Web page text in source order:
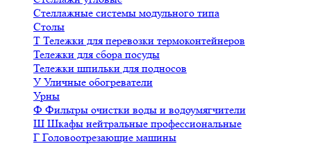
Стеллажные системы модульного типа
Столы
Т Тележки для перевозки термоконтейнеров
Тележки для сбора посуды
Тележки шпильки для подносов
У Уличные обогреватели
Урны
Ф Фильтры очистки воды и водоумягчители
Ш Шкафы нейтральные профессиональные
Г Головоотрезающие машины